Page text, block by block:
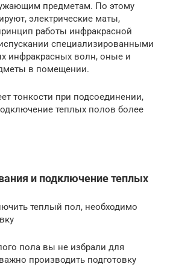
предметам. По этому
электрические маты,
работы инфракрасной
специализированными
инфракрасных волн, оные и
в помещении.
тонкости при подсоединении,
теплых полов более
и подключение теплых
теплый пол, необходимо
пола вы не избрали для
производить подготовку